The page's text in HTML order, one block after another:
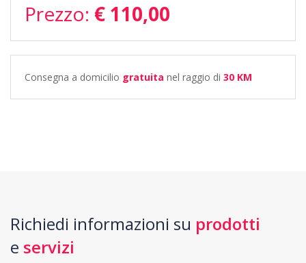
Prezzo: € 110,00
Consegna a domicilio gratuita nel raggio di 30 KM
Richiedi informazioni su prodotti
e servizi